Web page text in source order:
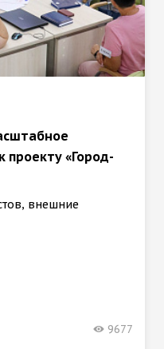
проекту «Город-
внешние
9677